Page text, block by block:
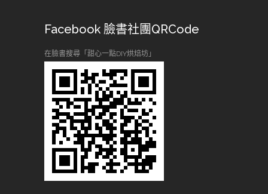
Facebook 臉書社團QRCode
在臉書搜尋「甜心一點DIY烘焙坊」